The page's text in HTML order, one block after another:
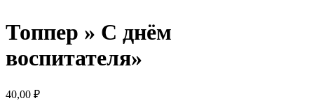
Топпер » С днём
воспитателя»
40,00 ₽